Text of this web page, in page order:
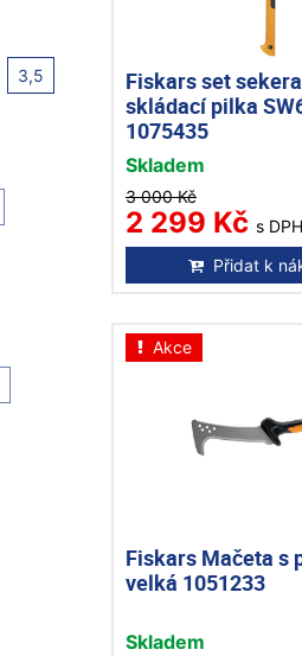
3,5
Fiskars set
skládací pilka
1075435
Skladem
3 000 Kč
2 299 Kč s DPH
Přidat k
Akce
Fiskars Mačeta s
velká 1051233
Skladem